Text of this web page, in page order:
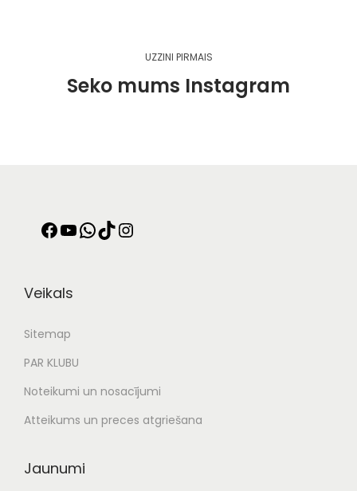
UZZINI PIRMAIS
Seko mums Instagram
Veikals
Sitemap
PAR KLUBU
Noteikumi un nosacījumi
Atteikums un preces atgriešana
Jaunumi